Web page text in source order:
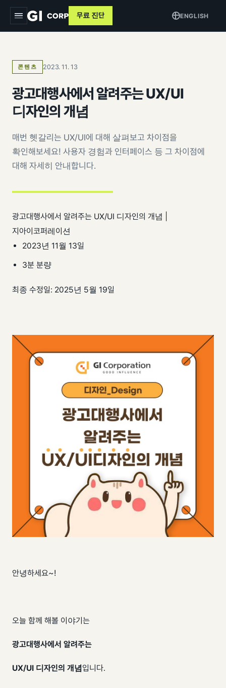
서비스
트래킹 & 애널리틱스
데이터 파이프라인
퍼포먼스 광고
크리에이티브
목적별
브랜드 알리기
고객 DB 수집
팀 내재화
사례
GI-Radar ↗
ENGLISH
무료 진단
콘텐츠 2023. 11. 13
광고대행사에서 알려주는 UX/UI
디자인의 개념
매번 헷갈리는 UX/UI에 대해 살펴보고 차이점을
확인해보세요! 사용자 경험과 인터페이스 등 그 차이점에
대해 자세히 안내합니다.
광고대행사에서 알려주는 UX/UI 디자인의 개념 |
지아이코퍼레이션
2023년 11월 13일
3분 분량
최종 수정일: 2025년 5월 19일
안녕하세요~!
오늘 함께 해볼 이야기는
광고대행사에서 알려주는
UX/UI 디자인의 개념입니다.